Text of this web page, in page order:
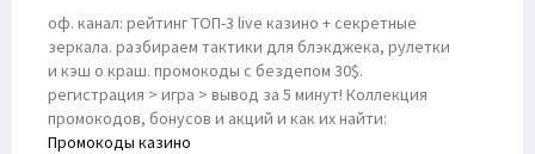
оф. канал: рейтинг ТОП-3 live казино + секретные
зеркала. разбираем тактики для блэкджека, рулетки
и кэш о краш. промокоды с бездепом 30$.
регистрация > игра > вывод за 5 минут! Коллекция
промокодов, бонусов и акций и как их найти:
Промокоды казино